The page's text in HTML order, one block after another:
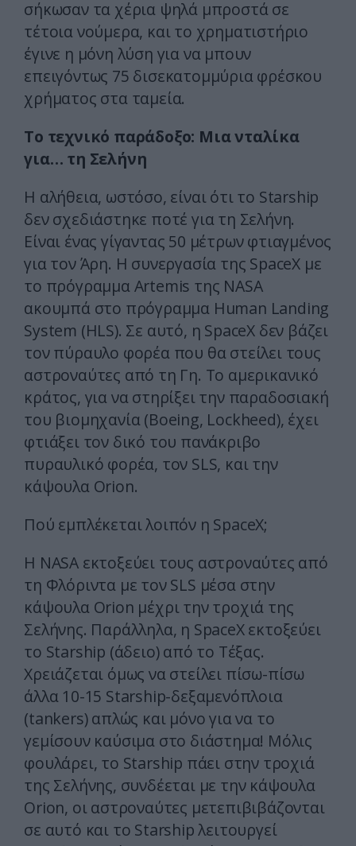
σήκωσαν τα χέρια ψηλά μπροστά σε
τέτοια νούμερα, και το χρηματιστήριο
έγινε η μόνη λύση για να μπουν
επειγόντως 75 δισεκατομμύρια φρέσκου
χρήματος στα ταμεία.
Το τεχνικό παράδοξο: Μια νταλίκα
για… τη Σελήνη
Η αλήθεια, ωστόσο, είναι ότι το Starship
δεν σχεδιάστηκε ποτέ για τη Σελήνη.
Είναι ένας γίγαντας 50 μέτρων φτιαγμένος
για τον Άρη. Η συνεργασία της SpaceX με
το πρόγραμμα Artemis της NASA
ακουμπά στο πρόγραμμα Human Landing
System (HLS). Σε αυτό, η SpaceX δεν βάζει
τον πύραυλο φορέα που θα στείλει τους
αστροναύτες από τη Γη. Το αμερικανικό
κράτος, για να στηρίξει την παραδοσιακή
του βιομηχανία (Boeing, Lockheed), έχει
φτιάξει τον δικό του πανάκριβο
πυραυλικό φορέα, τον SLS, και την
κάψουλα Orion.
Πού εμπλέκεται λοιπόν η SpaceX;
Η NASA εκτοξεύει τους αστροναύτες από
τη Φλόριντα με τον SLS μέσα στην
κάψουλα Orion μέχρι την τροχιά της
Σελήνης. Παράλληλα, η SpaceX εκτοξεύει
το Starship (άδειο) από το Τέξας.
Χρειάζεται όμως να στείλει πίσω-πίσω
άλλα 10-15 Starship-δεξαμενόπλοια
(tankers) απλώς και μόνο για να το
γεμίσουν καύσιμα στο διάστημα! Μόλις
φουλάρει, το Starship πάει στην τροχιά
της Σελήνης, συνδέεται με την κάψουλα
Orion, οι αστροναύτες μετεπιβιβάζονται
σε αυτό και το Starship λειτουργεί